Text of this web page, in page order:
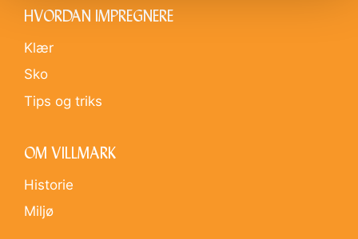
HVORDAN IMPREGNERE
Klær
Sko
Tips og triks
OM VILLMARK
Historie
Miljø